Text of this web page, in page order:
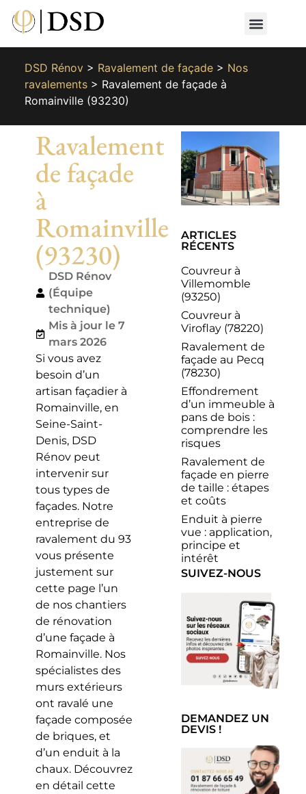
DSD Rénov> Ravalement de façade> Nos
ravalements> Ravalement de façade à
Romainville (93230)
Ravalement
de façade
à
Romainville
(93230)
DSD Rénov
(Équipe
technique)
Mis à jour le 7
mars 2026
Si vous avez
besoin d’un
artisan façadier à
Romainville, en
Seine-Saint-
Denis, DSD
Rénov peut
intervenir sur
tous types de
façades. Notre
entreprise de
ravalement du 93
vous présente
justement sur
cette page l’un
de nos chantiers
de rénovation
d’une façade à
Romainville. Nos
spécialistes des
murs extérieurs
ont ravalé une
façade composée
de briques, et
d’un enduit à la
chaux. Découvrez
en détail cette
ARTICLES
RÉCENTS
Couvreur à
Villemomble
(93250)
Couvreur à
Viroflay (78220)
Ravalement de
façade au Pecq
(78230)
Effondrement
d’un immeuble à
pans de bois :
comprendre les
risques
Ravalement de
façade en pierre
de taille : étapes
et coûts
Enduit à pierre
vue : application,
principe et
intérêt
SUIVEZ-NOUS
DEMANDEZ UN
DEVIS !